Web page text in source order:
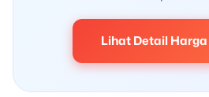
Lihat Detail